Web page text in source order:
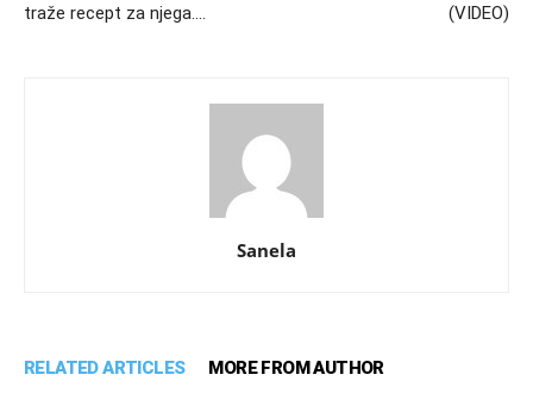
traže recept za njega….
(VIDEO)
Sanela
RELATED ARTICLES MORE FROM AUTHOR